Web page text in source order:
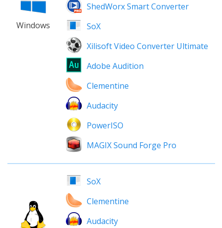
Windows
ShedWorx Smart Converter
SoX
Xilisoft Video Converter Ultimate
Adobe Audition
Clementine
Audacity
PowerISO
MAGIX Sound Forge Pro
SoX
Clementine
Audacity